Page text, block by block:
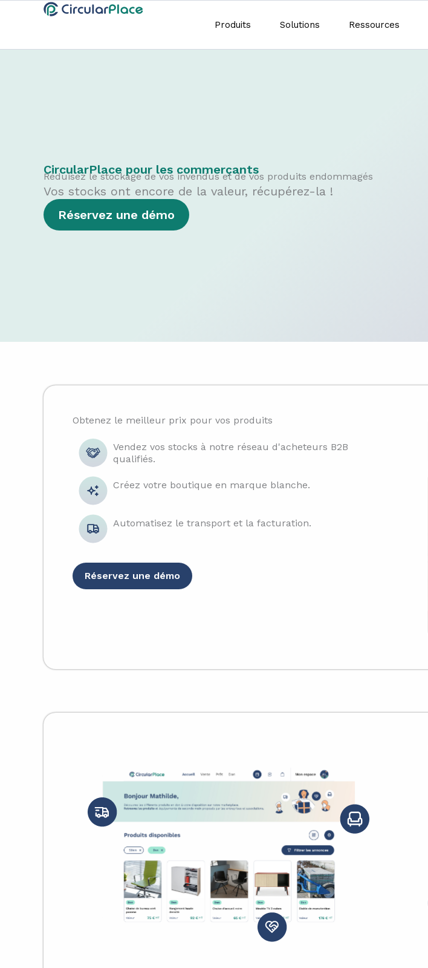
contenu
Produits Solutions Ressources
CircularPlace pour les commerçants
Réduisez le stockage de vos invendus et de vos produits endommagés
Vos stocks ont encore de la valeur, récupérez-la !
Réservez une démo
Obtenez le meilleur prix pour vos produits
Vendez vos stocks à notre réseau d'acheteurs B2B
qualifiés.
Créez votre boutique en marque blanche.
Automatisez le transport et la facturation.
Réservez une démo